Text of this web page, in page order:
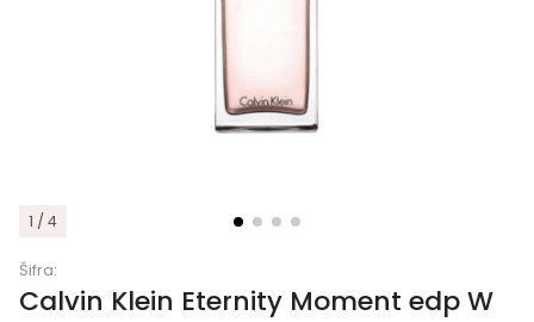
1 / 4
Šifra:
Calvin Klein Eternity Moment edp W